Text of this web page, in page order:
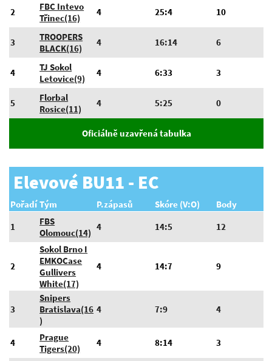
2
FBC Intevo
Třinec(16)
4 25:4 10
3
TROOPERS
BLACK(16)
4 16:14 6
4
TJ Sokol
Letovice(9)
4 6:33 3
5
Florbal
Rosice(11)
4 5:25 0
Oficiálně uzavřená tabulka
Elevové BU11 - EC
Pořadí Tým P.zápasů Skóre (V:O)
Body
1
FBS
Olomouc(14)
4 14:5 12
2
Sokol Brno I
EMKOCase
Gullivers
White(17)
4 14:7 9
3
Snipers
Bratislava(16
)
4 7:9 4
4
Prague
Tigers(20)
4 8:14 3